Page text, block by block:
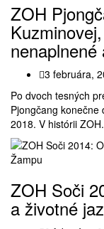
ZOH
3 februára,
Po dvoch tesných
Pjongčang
2018. V histórii ZOH.
ZOH Soči
a životné